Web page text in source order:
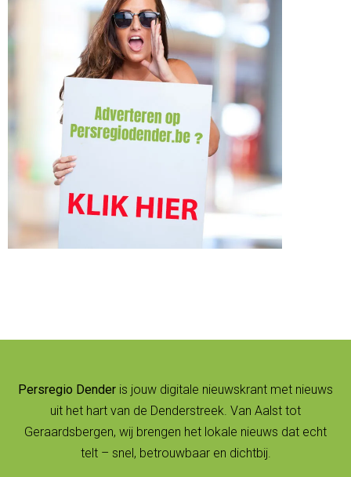
Persregio Dender is jouw digitale nieuwskrant met nieuws
uit het hart van de Denderstreek. Van Aalst tot
Geraardsbergen, wij brengen het lokale nieuws dat echt
telt – snel, betrouwbaar en dichtbij.